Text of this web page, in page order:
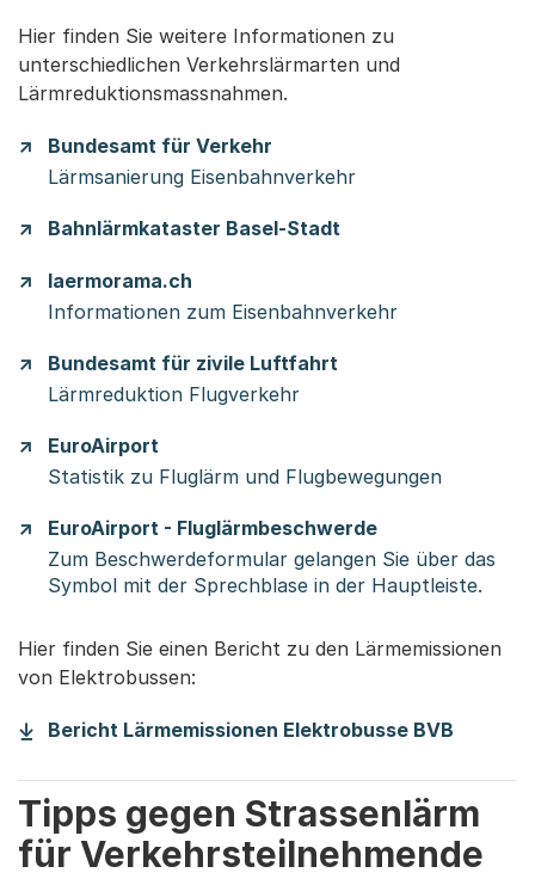
Hier finden Sie weitere Informationen zu
unterschiedlichen Verkehrslärmarten und
Lärmreduktionsmassnahmen.
Bundesamt für Verkehr
Lärmsanierung Eisenbahnverkehr
Bahnlärmkataster Basel-Stadt
laermorama.ch
Informationen zum Eisenbahnverkehr
Bundesamt für zivile Luftfahrt
Lärmreduktion Flugverkehr
EuroAirport
Statistik zu Fluglärm und Flugbewegungen
EuroAirport - Fluglärmbeschwerde
Zum Beschwerdeformular gelangen Sie über das
Symbol mit der Sprechblase in der Hauptleiste.
Hier finden Sie einen Bericht zu den Lärmemissionen
von Elektrobussen:
Bericht Lärmemissionen Elektrobusse BVB
Tipps gegen Strassenlärm
für Verkehrsteilnehmende